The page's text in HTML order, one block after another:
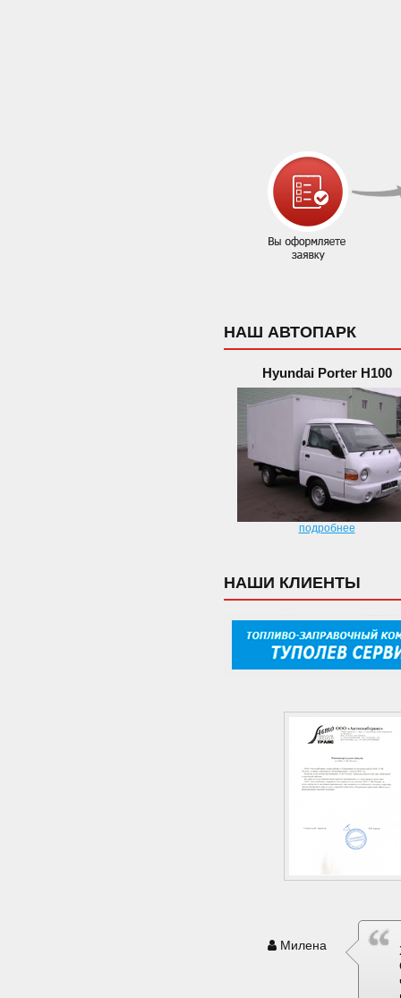
НАШ АВТОПАРК
Hyundai Porter H100
подробнее
НАШИ КЛИЕНТЫ
Милена